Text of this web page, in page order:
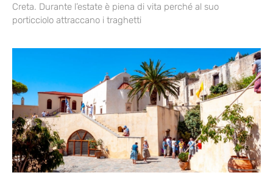
Creta. Durante l’estate è piena di vita perché al suo
porticciolo attraccano i traghetti